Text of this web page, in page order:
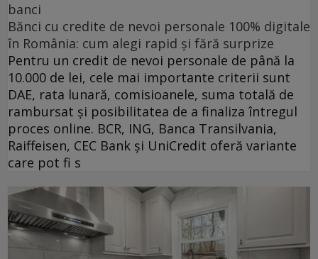
banci
Bănci cu credite de nevoi personale 100% digitale
în România: cum alegi rapid și fără surprize
Pentru un credit de nevoi personale de până la
10.000 de lei, cele mai importante criterii sunt
DAE, rata lunară, comisioanele, suma totală de
rambursat și posibilitatea de a finaliza întregul
proces online. BCR, ING, Banca Transilvania,
Raiffeisen, CEC Bank și UniCredit oferă variante
care pot fi s